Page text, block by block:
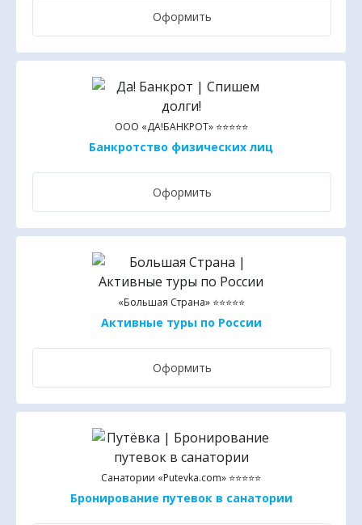
Оформить
ООО «ДА!БАНКРОТ» ⭐⭐⭐⭐⭐
Банкротство физических лиц
Оформить
«Большая Страна» ⭐⭐⭐⭐⭐
Активные туры по России
Оформить
Санатории «Putevka.com» ⭐⭐⭐⭐⭐
Бронирование путевок в санатории